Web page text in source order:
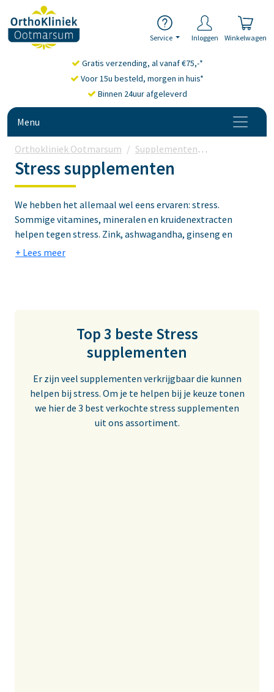
Service Inloggen Winkelwagen
Gratis verzending, al vanaf €75,-*
Voor 15u besteld, morgen in huis*
Binnen 24uur afgeleverd
Menu
Orthokliniek Ootmarsum Supplementen
Stress supplementen
We hebben het allemaal wel eens ervaren: stress.
Sommige vitamines, mineralen en kruidenextracten
helpen tegen stress. Zink, ashwagandha, ginseng en
bepaalde B-vitamines zijn daar voorbeelden van.
Deze supplementen bevatten verschillende vitamines,
mineralen en kruiden tegen stress.
Top 3 beste Stress
supplementen
Er zijn veel supplementen verkrijgbaar die kunnen
helpen bij stress. Om je te helpen bij je keuze tonen
we hier de 3 best verkochte stress supplementen
uit ons assortiment.